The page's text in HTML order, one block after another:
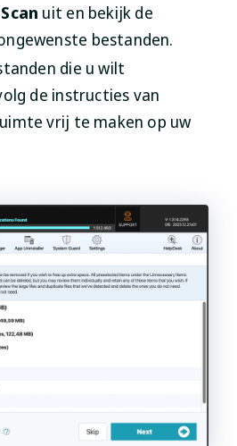
uit en bekijk de
bestanden.
die u wilt
de instructies van
vrij te maken op uw